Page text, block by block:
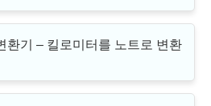
환기 – 킬로미터를 노트로 변환